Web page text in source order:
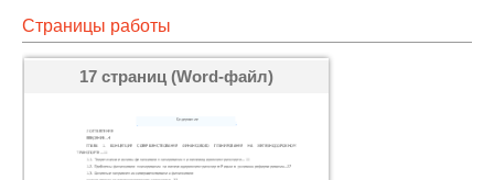
Страницы работы
17 страниц (Word-файл)